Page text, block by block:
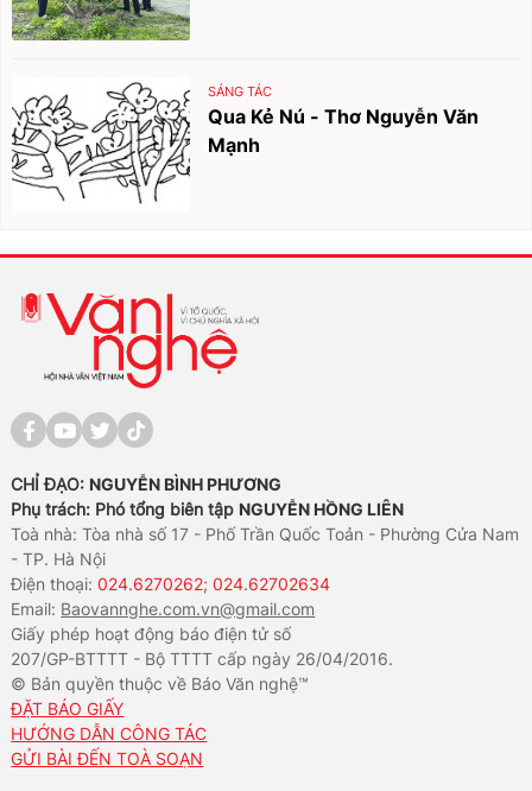
SÁNG TÁC
Qua Kẻ Nú - Thơ Nguyễn Văn
Mạnh
CHỈ ĐẠO: NGUYỄN BÌNH PHƯƠNG
Phụ trách: Phó tổng biên tập NGUYỄN HỒNG LIÊN
Toà nhà: Tòa nhà số 17 - Phố Trần Quốc Toản - Phường Cửa Nam
- TP. Hà Nội
Điện thoại:024.6270262; 024.62702634
Email: Baovannghe.com.vn@gmail.com
Giấy phép hoạt động báo điện tử số
207/GP-BTTTT - Bộ TTTT cấp ngày 26/04/2016.
© Bản quyền thuộc về Báo Văn nghệ™
ĐẶT BÁO GIẤY
HƯỚNG DẪN CÔNG TÁC
GỬI BÀI ĐẾN TOÀ SOẠN